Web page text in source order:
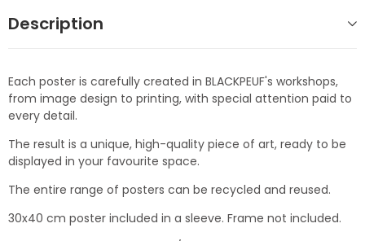
Description
Each poster is carefully created in BLACKPEUF's workshops,
from image design to printing, with special attention paid to
every detail.
The result is a unique, high-quality piece of art, ready to be
displayed in your favourite space.
The entire range of posters can be recycled and reused.
30x40 cm poster included in a sleeve. Frame not included.